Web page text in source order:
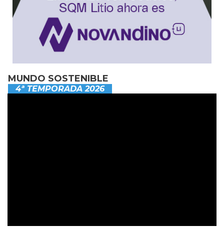
MUNDO SOSTENIBLE
4ª TEMPORADA 2026